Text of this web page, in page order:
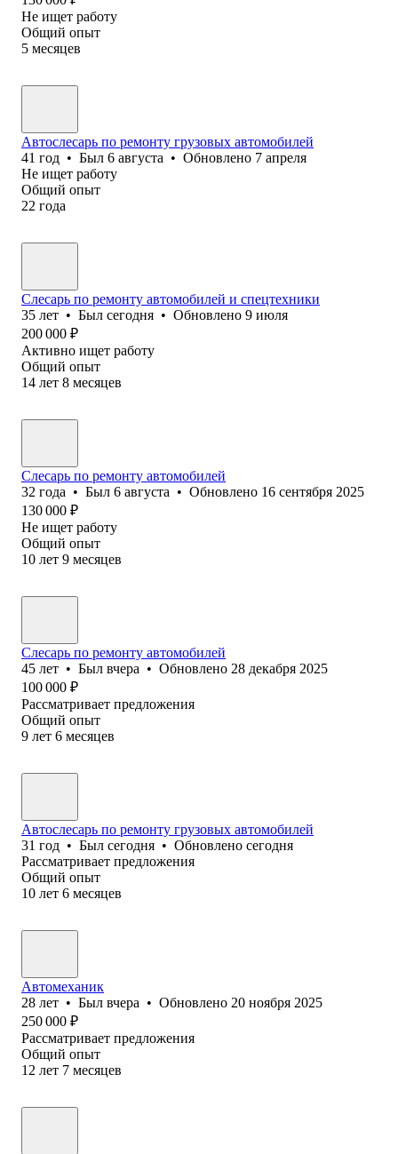
Не ищет работу
Общий опыт
5 месяцев
Автослесарь по ремонту грузовых автомобилей
41 год • Был 6 августа • Обновлено 7 апреля
Не ищет работу
Общий опыт
22 года
Слесарь по ремонту автомобилей и спецтехники
35 лет • Был сегодня • Обновлено 9 июля
200 000 ₽
Активно ищет работу
Общий опыт
14 лет 8 месяцев
Слесарь по ремонту автомобилей
32 года • Был 6 августа • Обновлено 16 сентября 2025
130 000 ₽
Не ищет работу
Общий опыт
10 лет 9 месяцев
Слесарь по ремонту автомобилей
45 лет • Был вчера • Обновлено 28 декабря 2025
100 000 ₽
Рассматривает предложения
Общий опыт
9 лет 6 месяцев
Автослесарь по ремонту грузовых автомобилей
31 год • Был сегодня • Обновлено сегодня
Рассматривает предложения
Общий опыт
10 лет 6 месяцев
Автомеханик
28 лет • Был вчера • Обновлено 20 ноября 2025
250 000 ₽
Рассматривает предложения
Общий опыт
12 лет 7 месяцев